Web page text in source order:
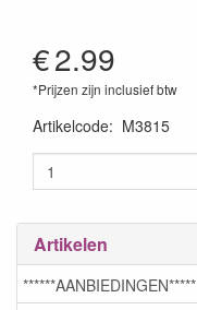
€2.99
*Prijzen zijn inclusief btw
Artikelcode: M3815
Artikelen
******AANBIEDINGEN*****